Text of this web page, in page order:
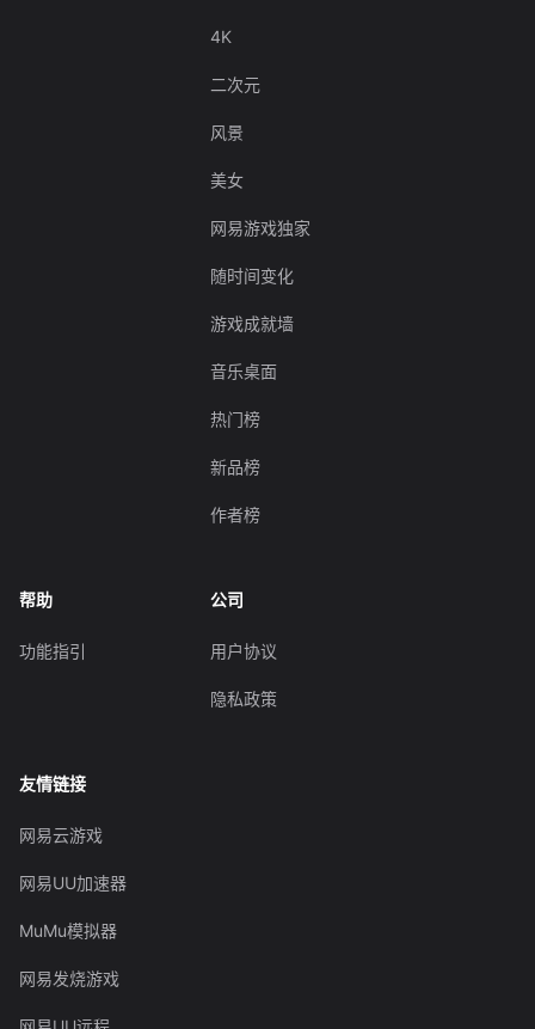
4K
二次元
风景
美女
网易游戏独家
随时间变化
游戏成就墙
音乐桌面
热门榜
新品榜
作者榜
帮助
功能指引
公司
用户协议
隐私政策
友情链接
网易云游戏
网易UU加速器
MuMu模拟器
网易发烧游戏